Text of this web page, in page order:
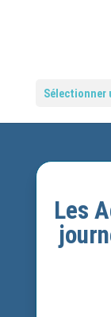
Sélectionner
Les